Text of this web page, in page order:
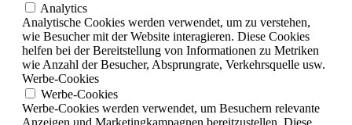
Analytics
Analytische Cookies werden verwendet, um zu verstehen,
wie Besucher mit der Website interagieren. Diese Cookies
helfen bei der Bereitstellung von Informationen zu Metriken
wie Anzahl der Besucher, Absprungrate, Verkehrsquelle usw.
Werbe-Cookies
Werbe-Cookies
Werbe-Cookies werden verwendet, um Besuchern relevante
Anzeigen und Marketingkampagnen bereitzustellen. Diese